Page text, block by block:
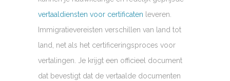
vertaaldiensten voor certificaten leveren.
Immigratievereisten verschillen van land tot
land, net als het certificeringsproces voor
vertalingen. Je krijgt een officieel document
dat bevestigt dat de vertaalde documenten